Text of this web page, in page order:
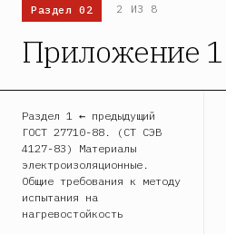
Раздел 02 2 ИЗ 8
Приложение 1
Раздел 1 ← предыдущий
ГОСТ 27710-88. (СТ СЭВ
4127-83) Материалы
электроизоляционные.
Общие требования к методу
испытания на
нагревостойкость